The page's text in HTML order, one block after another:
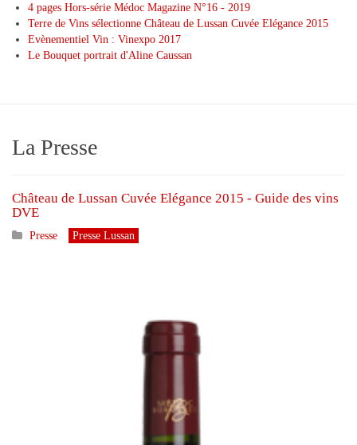
4 pages Hors-série Médoc Magazine N°16 - 2019
Terre de Vins sélectionne Château de Lussan Cuvée Elégance 2015
Evènementiel Vin : Vinexpo 2017
Le Bouquet portrait d'Aline Caussan
La Presse
Château de Lussan Cuvée Elégance 2015 - Guide des vins
DVE
Presse Presse Lussan